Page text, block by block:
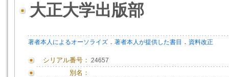
大正大学出版部
著者本人によるオーソライズ ． 著者本人が提供した書目 ． 資料改正
シリアル番号： 24657
別名：